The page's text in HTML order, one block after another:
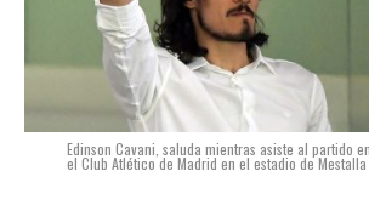
Edinson Cavani, saluda mientras asiste al partido
el Club Atlético de Madrid en el estadio de Mestalla